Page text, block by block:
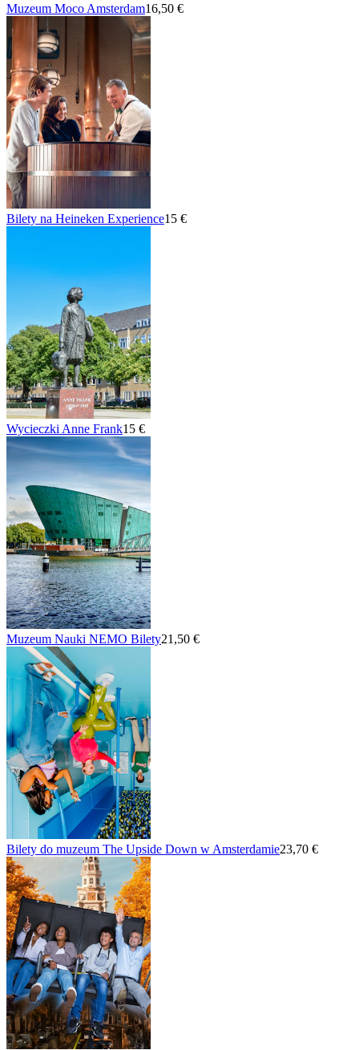
Muzeum Moco Amsterdam16,50 €
Bilety na Heineken Experience15 €
Wycieczki Anne Frank15 €
Muzeum Nauki NEMO Bilety21,50 €
Bilety do muzeum The Upside Down w Amsterdamie23,70 €